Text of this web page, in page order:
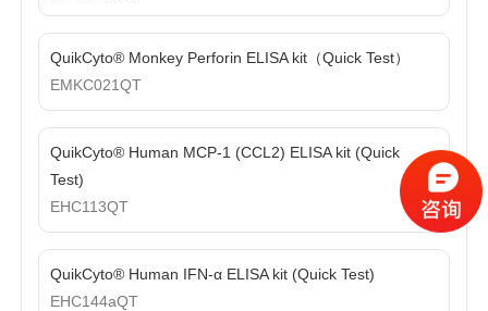
活动促销
促销活动 新品发布
线下展会 奖学金申请
文献引用 客户评鉴
QuikCyto® Monkey Perforin ELISA kit（Quick Test）
EMKC021QT
QuikCyto® Human MCP-1 (CCL2) ELISA kit (Quick
Test)
EHC113QT
QuikCyto® Human IFN-α ELISA kit (Quick Test)
EHC144aQT